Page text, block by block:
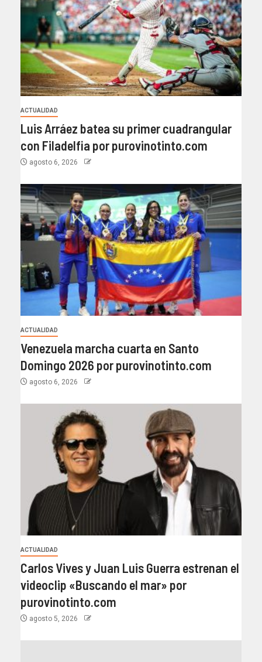
ACTUALIDAD
Luis Arráez batea su primer cuadrangular
con Filadelfia por purovinotinto.com
agosto 6, 2026
ACTUALIDAD
Venezuela marcha cuarta en Santo
Domingo 2026 por purovinotinto.com
agosto 6, 2026
ACTUALIDAD
Carlos Vives y Juan Luis Guerra estrenan el
videoclip «Buscando el mar» por
purovinotinto.com
agosto 5, 2026